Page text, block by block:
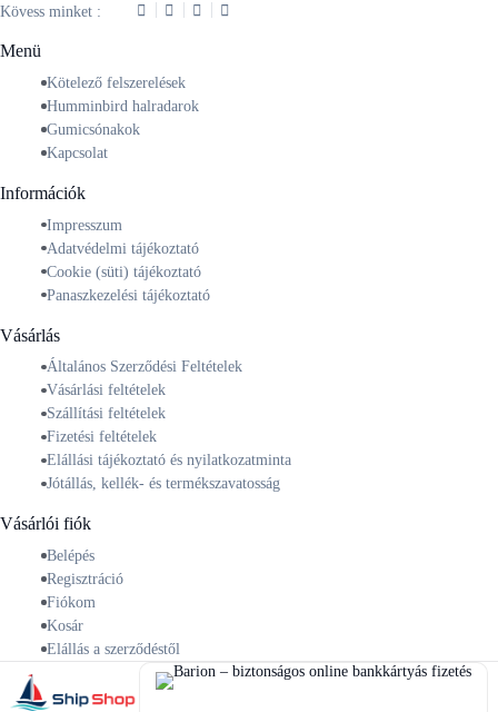
Kövess minket :
Menü
Kötelező felszerelések
Humminbird halradarok
Gumicsónakok
Kapcsolat
Információk
Impresszum
Adatvédelmi tájékoztató
Cookie (süti) tájékoztató
Panaszkezelési tájékoztató
Vásárlás
Általános Szerződési Feltételek
Vásárlási feltételek
Szállítási feltételek
Fizetési feltételek
Elállási tájékoztató és nyilatkozatminta
Jótállás, kellék- és termékszavatosság
Vásárlói fiók
Belépés
Regisztráció
Fiókom
Kosár
Elállás a szerződéstől